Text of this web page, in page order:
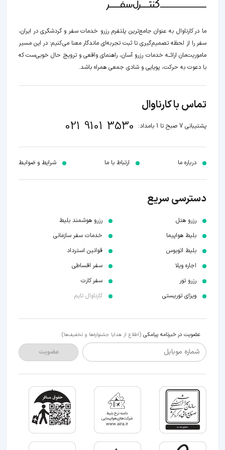
ما در کارناوال به عنوان جامع‌ترین پلتفرم رزرو خدمات سفر و گردشگری در ایران،
سفر را از لحظه‌ تصمیم‌گیری تا ثبت تجربه‌ای ماندگار معنا می‌کنیم؛ در این مسیر‍
ماموریت‌مان اراﺋــﻪ خدمات رزرو آسان، راهنمای واقعی و ترویج حال خوبی‌ست که
با دعوت به حرکت، پویایی و شادی جمعی همراه باشد.
تماس با کارناوال
پشتیبانی 7 صبح تا 1 بامداد: 021 9101 3530
درباره ما ارتباط با ما شرایط و ضوابـط
دسترسی سریع
رزرو هتل
بلیط هواپیما
بلیط اتوبوس
اجاره ویلا
رزرو تور
ویزای توریستی
رزرو هوشمند بلیط
خدمات سفر سازمانی
قوانین استرداد
سفر اقساطی
سفر کارت
کارناوال تایم
عضویت در خبرنامه پیامکی (اطلاع از هدایا جشنواره‌ها و تخفیف‌ها)
شماره موبایل عضویت